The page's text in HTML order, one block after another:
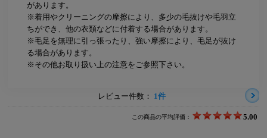
があります。
※着用やクリーニングの摩擦により、多少の毛抜けや毛羽立
ちができ、他の衣類などに付着する場合があります。
※毛足を無理に引っ張ったり、強い摩擦により、毛足が抜け
る場合があります。
※その他お取り扱い上の注意をご参照下さい。
レビュー件数： 1件
この商品の平均評価： 5.00